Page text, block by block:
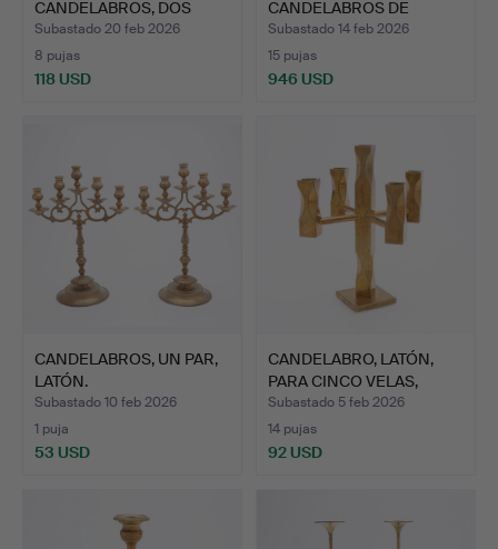
CANDELABROS, DOS
PIEZAS, BOD…
Subastado 20 feb 2026
8 pujas
118 USD
CANDELABROS DE
COLUMNA DE PLATA …
Subastado 14 feb 2026
15 pujas
946 USD
CANDELABROS, UN PAR,
LATÓN.
Subastado 10 feb 2026
1 puja
53 USD
CANDELABRO, LATÓN,
PARA CINCO VELAS,
LATÓN…
Subastado 5 feb 2026
14 pujas
92 USD